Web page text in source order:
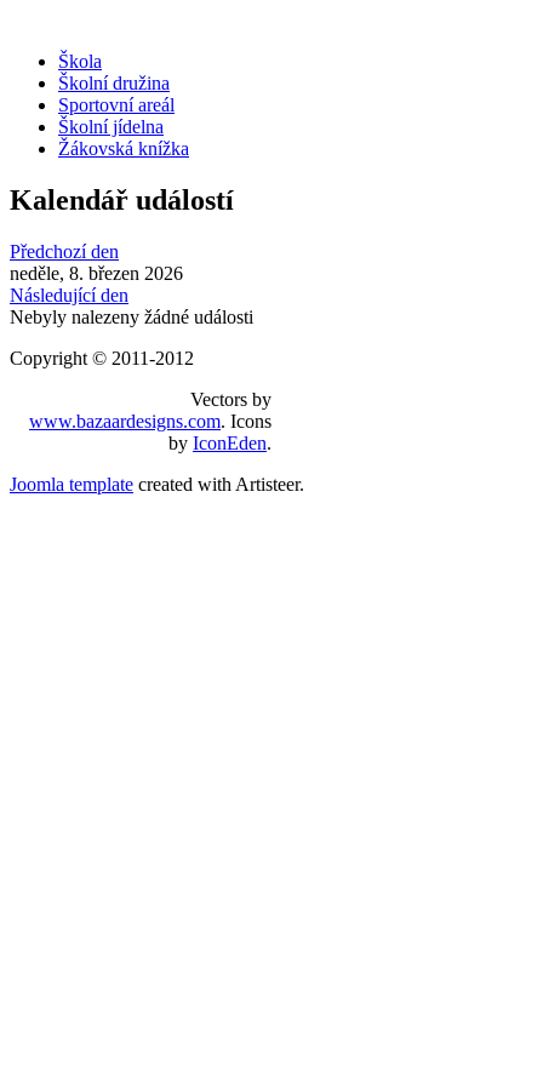
Škola
Školní družina
Sportovní areál
Školní jídelna
Žákovská knížka
Kalendář událostí
Předchozí den
neděle, 8. březen 2026
Následující den
Nebyly nalezeny žádné události
Copyright © 2011-2012
Vectors by
www.bazaardesigns.com. Icons
by IconEden.
Joomla template created with Artisteer.